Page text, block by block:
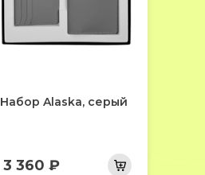
Набор Alaska, серый
3 360 ₽